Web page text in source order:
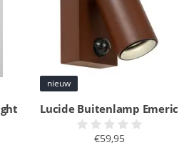
nieuw
Lucide Buitenlamp Emeric
€59,95